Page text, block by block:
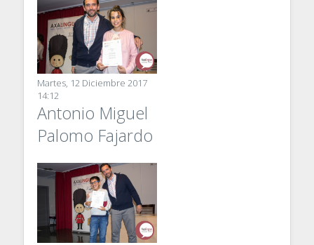
Martes, 12 Diciembre 2017
14:12
Antonio Miguel
Palomo Fajardo